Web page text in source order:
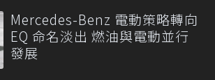
Mercedes-Benz 電動策略轉向
EQ 命名淡出 燃油與電動並行
發展